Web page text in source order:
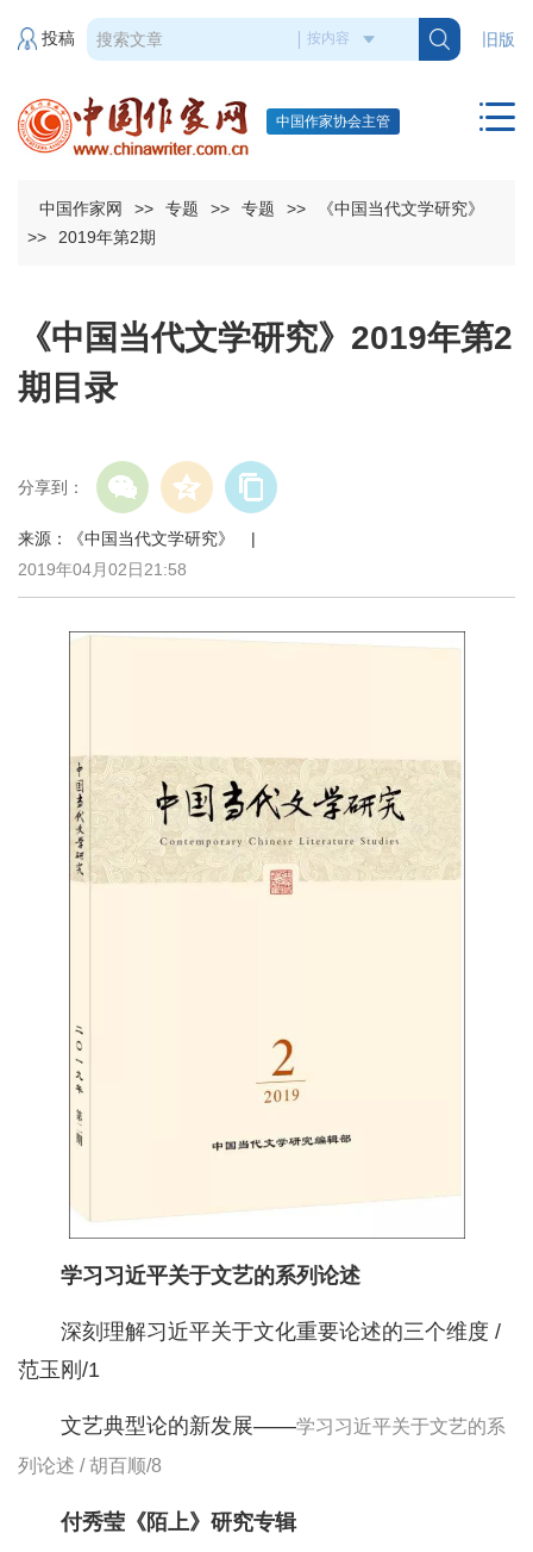
旧版
投稿
中国作家协会主管
中国作家网 >> 专题 >> 专题 >>
《中国当代文学研究》
>>
2019年第2期
《中国当代文学研究》2019年第2
期目录
分享到：
来源：《中国当代文学研究》 |
2019年04月02日21:58
学习习近平关于文艺的系列论述
深刻理解习近平关于文化重要论述的三个维度 /
范玉刚/1
文艺典型论的新发展——学习习近平关于文艺的系
列论述 / 胡百顺/8
付秀莹《陌上》研究专辑